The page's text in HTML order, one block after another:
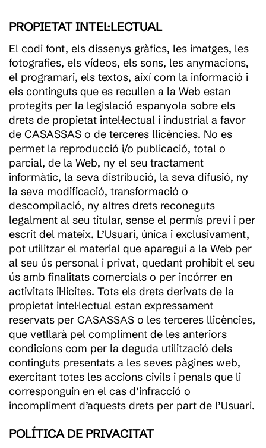
PROPIETAT INTEL·LECTUAL
El codi font, els dissenys gràfics, les imatges, les
fotografies, els vídeos, els sons, les anymacions,
el programari, els textos, així com la informació i
els continguts que es recullen a la Web estan
protegits per la legislació espanyola sobre els
drets de propietat intel·lectual i industrial a favor
de CASASSAS o de terceres llicències. No es
permet la reproducció i/o publicació, total o
parcial, de la Web, ny el seu tractament
informàtic, la seva distribució, la seva difusió, ny
la seva modificació, transformació o
descompilació, ny altres drets reconeguts
legalment al seu titular, sense el permís previ i per
escrit del mateix. L’Usuari, única i exclusivament,
pot utilitzar el material que aparegui a la Web per
al seu ús personal i privat, quedant prohibit el seu
ús amb finalitats comercials o per incórrer en
activitats il·lícites. Tots els drets derivats de la
propietat intel·lectual estan expressament
reservats per CASASSAS o les terceres llicències,
que vetllarà pel compliment de les anteriors
condicions com per la deguda utilització dels
continguts presentats a les seves pàgines web,
exercitant totes les accions civils i penals que li
corresponguin en el cas d’infracció o
incompliment d’aquests drets per part de l’Usuari.
POLÍTICA DE PRIVACITAT